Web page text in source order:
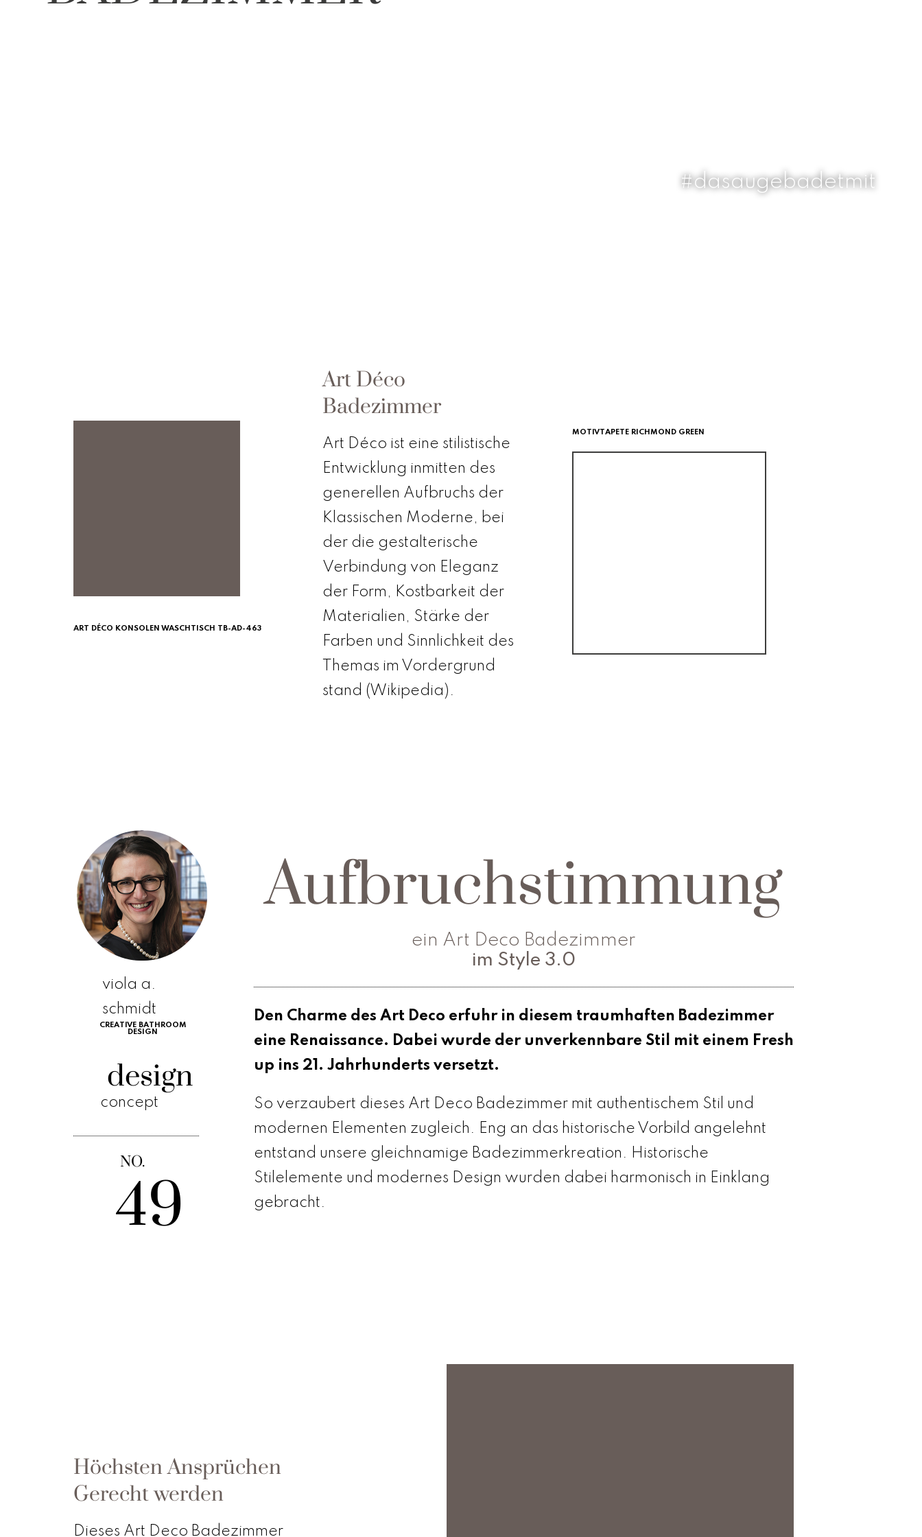
#dasaugebadetmit
ART DÉCO KONSOLEN WASCHTISCH TB-AD-463
Art Déco
Badezimmer
Art Déco ist eine stilistische
Entwicklung inmitten des
generellen Aufbruchs der
Klassischen Moderne, bei
der die gestalterische
Verbindung von Eleganz
der Form, Kostbarkeit der
Materialien, Stärke der
Farben und Sinnlichkeit des
Themas im Vordergrund
stand (Wikipedia).
MOTIVTAPETE RICHMOND GREEN
viola a.
schmidt
CREATIVE BATHROOM
DESIGN
design
concept
NO.
49
Aufbruch­stimmung
ein Art Deco Badezimmer
im Style 3.0
Den Charme des Art Deco erfuhr in diesem traumhaften Badezimmer
eine Renaissance. Dabei wurde der unverkennbare Stil mit einem Fresh
up ins 21. Jahrhunderts versetzt.
So verzaubert dieses Art Deco Badezimmer mit authentischem Stil und
modernen Elementen zugleich. Eng an das historische Vorbild angelehnt
entstand unsere gleichnamige Badezimmerkreation. Historische
Stilelemente und modernes Design wurden dabei harmonisch in Einklang
gebracht.
Höchsten Ansprüchen
Gerecht werden
Dieses Art Deco Badezimmer